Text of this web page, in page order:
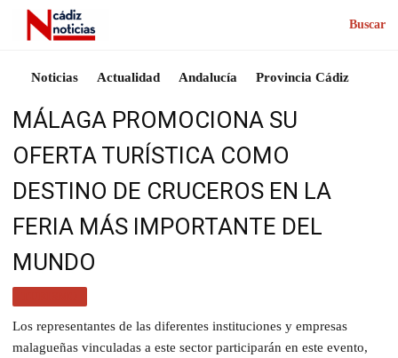
Buscar
Noticias Actualidad Andalucía Provincia Cádiz
MÁLAGA PROMOCIONA SU
OFERTA TURÍSTICA COMO
DESTINO DE CRUCEROS EN LA
FERIA MÁS IMPORTANTE DEL
MUNDO
Los representantes de las diferentes instituciones y empresas
malagueñas vinculadas a este sector participarán en este evento,